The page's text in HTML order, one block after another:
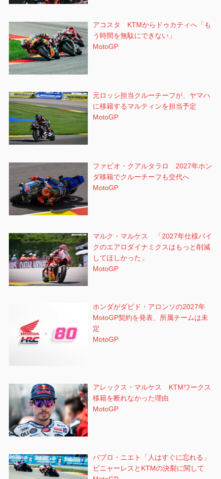
アコスタ KTMからドゥカティへ「も
う時間を無駄にできない」
MotoGP
元ロッシ担当クルーチーフが、ヤマハ
に移籍するマルティンを担当予定
MotoGP
ファビオ・クアルタラロ 2027年ホン
ダ移籍でクルーチーフも交代へ
MotoGP
マルク・マルケス 「2027年仕様バイ
クのエアロダイナミクスはもっと削減
してほしかった」
MotoGP
ホンダがダビド・アロンソの2027年
MotoGP契約を発表、所属チームは未
定
MotoGP
アレックス・マルケス KTMワークス
移籍を断れなかった理由
MotoGP
パブロ・ニエト「人はすぐに忘れる」
ビニャーレスとKTMの決裂に関して